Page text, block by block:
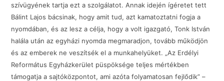
szívügyének tartja ezt a szolgálatot. Annak idején ígéretet tett
Bálint Lajos bácsinak, hogy amit tud, azt kamatoztatni fogja a
nyomdában, és az lesz a célja, hogy a volt igazgató, Tonk István
halála után az egyházi nyomda megmaradjon, tovább működjön
és az emberek ne veszítsék el a munkahelyüket. „Az Erdélyi
Református Egyházkerület püspöksége teljes mértékben
támogatja a sajtóközpontot, ami azóta folyamatosan fejlődik” –